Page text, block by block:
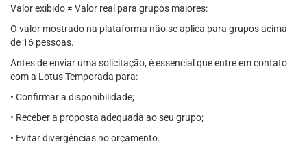
Valor exibido ≠ Valor real para grupos maiores:
O valor mostrado na plataforma não se aplica para grupos acima
de 16 pessoas.
Antes de enviar uma solicitação, é essencial que entre em contato
com a Lotus Temporada para:
• Confirmar a disponibilidade;
• Receber a proposta adequada ao seu grupo;
• Evitar divergências no orçamento.